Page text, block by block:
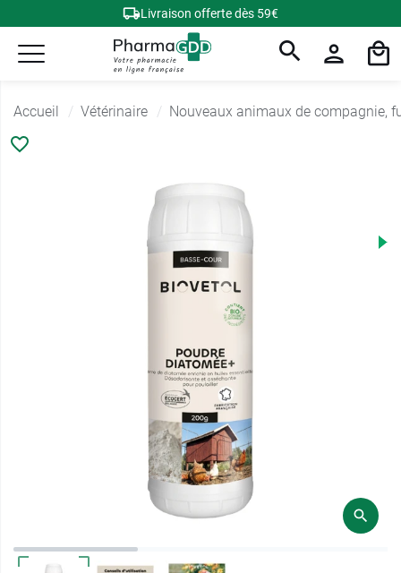
Livraison offerte dès 59€
Accueil Vétérinaire Nouveaux animaux de compagnie,